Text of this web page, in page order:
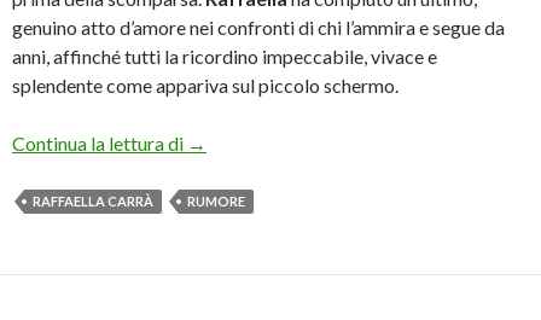
genuino atto d’amore nei confronti di chi l’ammira e segue da
anni, affinché tutti la ricordino impeccabile, vivace e
splendente come appariva sul piccolo schermo.
Continua la lettura di ‘Rumore’ di Raffaella Carrà: le ansie
→
RAFFAELLA CARRÀ RUMORE